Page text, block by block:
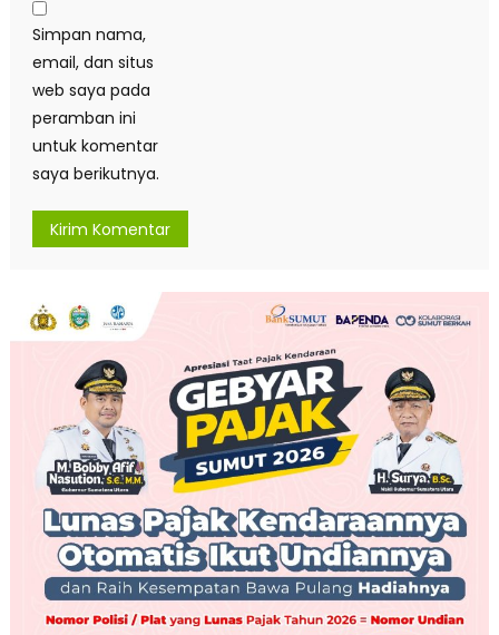
Simpan nama,
email, dan situs
web saya pada
peramban ini
untuk komentar
saya berikutnya.